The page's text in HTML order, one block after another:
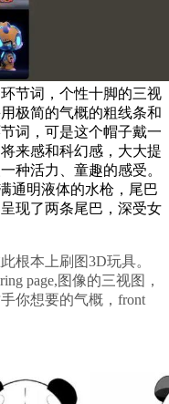
节词，个性十脚的三视
极简的气概的粗线条和
词，可是这个帽子戴一
来感和科幻感，大大提
种活力、童趣的感受。
通明液体的水枪，尾巴
现了两条尾巴，深受女
本上刷图3D玩具。
page,图像的三视图，
你想要的气概，front